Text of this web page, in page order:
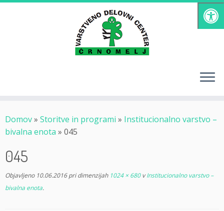
Skoči
Domov» Storitve in programi » Institucionalno varstvo –
bivalna enota » 045
045
Objavljeno 10.06.2016pri dimenzijah1024 × 680vInstitucionalno varstvo –
bivalna enota.